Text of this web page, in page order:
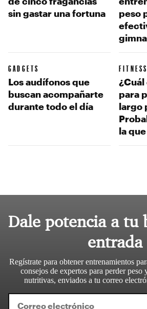
sin gastar una fortuna
peso
GADGETS
Los audífonos que
buscan acompañarte
durante todo el día
FITNESS
¿Cuál
para
largo
la
Dale potencia a tu
entrada
Regístrate para obtener entrenamientos
consejos de expertos para perder peso
nutritivas, enviados a tu correo